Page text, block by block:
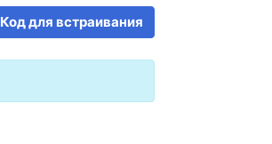
Код для встраивания